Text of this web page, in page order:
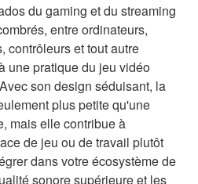
du gaming et du streaming
entre ordinateurs,
contrôleurs et tout autre
une pratique du jeu vidéo
son design séduisant, la
plus petite qu'une
mais elle contribue à
de jeu ou de travail plutôt
dans votre écosystème de
sonore supérieure et les